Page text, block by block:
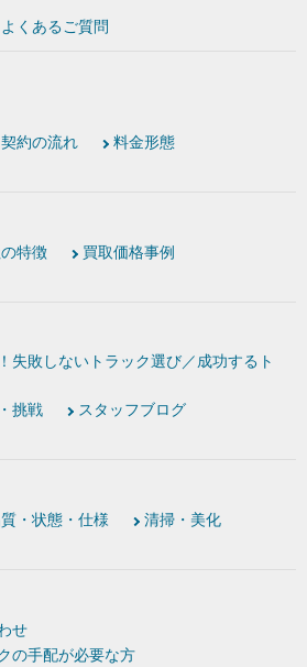
よくあるご質問
契約の流れ
料金形態
特徴
買取価格事例
失敗しないトラック選び／成功するト
挑戦
スタッフブログ
・状態・仕様
清掃・美化
せ
の手配が必要な方